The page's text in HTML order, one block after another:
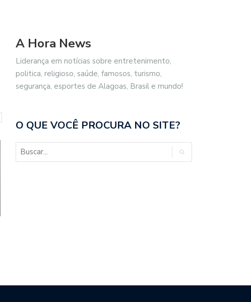
A Hora News
Liderança em notícias sobre entretenimento,
politica, religioso, saúde, famosos, turismo,
segurança, esportes de Alagoas, Brasil e mundo!
O QUE VOCÊ PROCURA NO SITE?